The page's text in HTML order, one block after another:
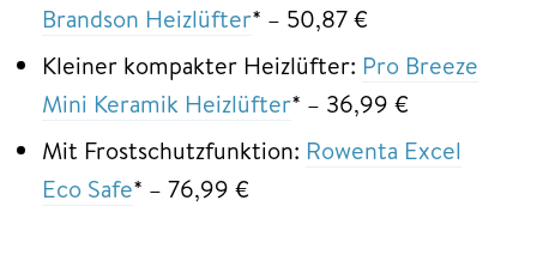
Brandson Heizlüfter* – 50,87 €
Kleiner kompakter Heizlüfter: Pro Breeze
Mini Keramik Heizlüfter* – 36,99 €
Mit Frostschutzfunktion: Rowenta Excel
Eco Safe* – 76,99 €